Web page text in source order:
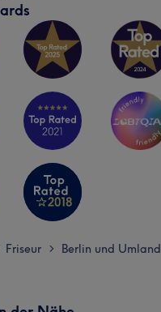
Friseur > Berlin und Umland